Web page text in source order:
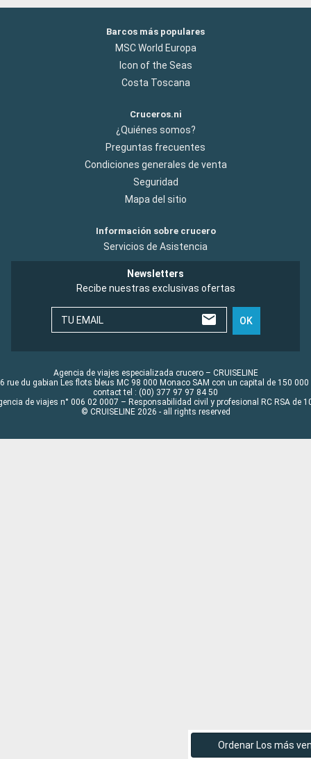
Ordenar Los más
Barcos más populares
MSC World Europa
Icon of the Seas
Costa Toscana
Cruceros.ni
¿Quiénes somos?
Preguntas frecuentes
Condiciones generales de venta
Seguridad
Mapa del sitio
Información sobre crucero
Servicios de Asistencia
Newsletters
Recibe nuestras exclusivas ofertas
TU EMAIL OK
Agencia de viajes especializada crucero – CRUISELINE
rue du gabian Les flots bleus MC 98 000 Monaco SAM con un capital de 150 000
contact tel : (00) 377 97 97 84 50
de viajes n° 006 02 0007 – Responsabilidad civil y profesional RC RSA de
© CRUISELINE 2026 - all rights reserved